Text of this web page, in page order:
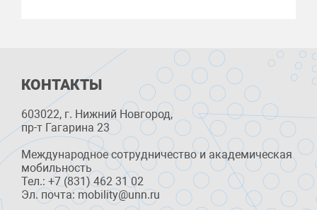
КОНТАКТЫ
603022, г. Нижний Новгород,
пр-т Гагарина 23
Международное сотрудничество и академическая
мобильность
Тел.: +7 (831) 462 31 02
Эл. почта: mobility@unn.ru